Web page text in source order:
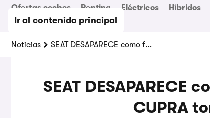
Ir al contenido principal
Ofertas coches Renting Eléctricos Híbridos
Noticias SEAT DESAPARECE como fabricante de coches. CUPRA tomará el relevo
SEAT DESAPARECE
CUPRA